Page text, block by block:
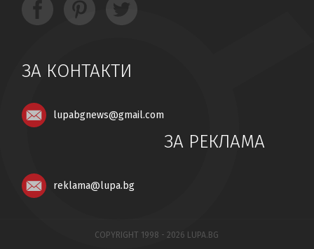
ЗА КОНТАКТИ
lupabgnews@gmail.com
ЗА РЕКЛАМА
reklama@lupa.bg
COPYRIGHT 1998 - 2026 LUPA.BG